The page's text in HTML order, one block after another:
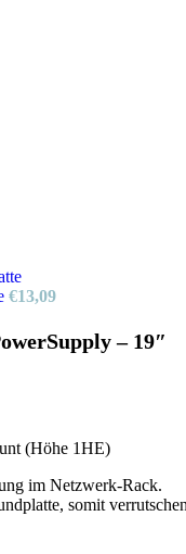
€13,09
– 19″
(Höhe 1HE)
im Netzwerk-Rack.
somit